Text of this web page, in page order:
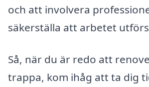
och att involvera
säkerställa att arbetet
Så, när du är redo att
trappa, kom ihåg att ta dig